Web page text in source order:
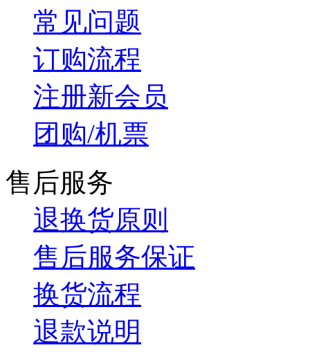
常见问题
订购流程
注册新会员
团购/机票
售后服务
退换货原则
售后服务保证
换货流程
退款说明